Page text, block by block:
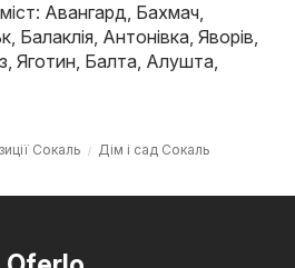
Авангард, Бахмач,
, Балаклія, Антонівка, Яворів,
, Яготин, Балта, Алушта,
Сокаль Дім і сад Сокаль